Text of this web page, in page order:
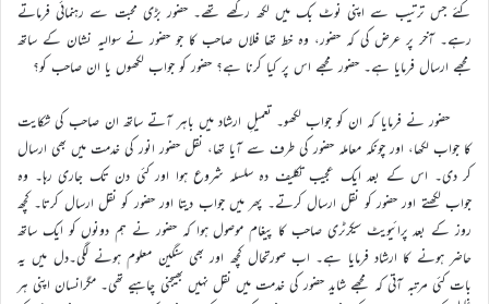
کئے جس ترتیب سے اپنی نوٹ بک میں لکھ رکھے تھے۔ حضور بڑی محبت سے رہنمائی فرماتے
رہے۔ آخر پر عرض کی کہ حضور، وہ خط تھا فلاں صاحب کا جو حضور نے سوالیہ نشان کے ساتھ
مجھے ارسال فرمایا ہے۔ حضور مجھے اس پر کیا کرنا ہے؟ حضور کو جواب لکھوں یا ان صاحب کو؟
حضور نے فرمایا کہ ان کو جواب لکھو۔ تعمیلِ ارشاد میں باہر آتے ساتھ ان صاحب کی شکایت
کا جواب لکھا، اور چونکہ معاملہ حضور کی طرف سے آیا تھا، نقل حضور انور کی خدمت میں بھی ارسال
کر دی۔ اس کے بعد ایک عجیب تکلیف دہ سلسلہ شروع ہوا اور کئی دن تک جاری رہا۔ وہ
جواب لکھتے اور حضور کو نقل ارسال کرتے۔ پھر میں جواب دیتا اور حضور کو نقل ارسال کرتا۔ کچھ
روز کے بعد پرائیویٹ سیکرٹری صاحب کا پیغام موصول ہوا کہ حضور نے ہم دونوں کو ایک ساتھ
حاضر ہونے کا ارشاد فرمایا ہے۔ اب صورتحال کچھ اور بھی سنگین معلوم ہونے لگی۔دل میں یہ
بات کئی مرتبہ آتی کہ مجھے شاید حضور کی خدمت میں نقل نہیں بھیجنی چاہیے تھی۔ مگرانسان اپنی ہر